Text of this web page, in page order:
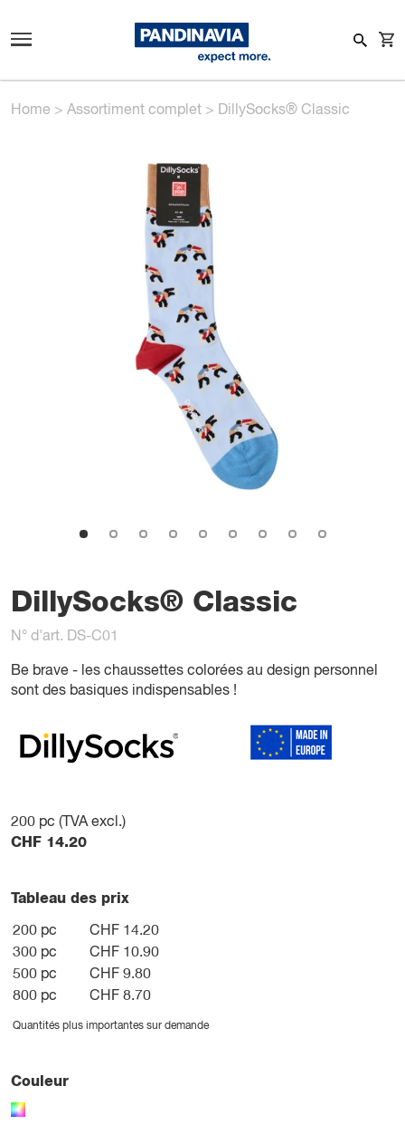
Home > Assortiment complet > DillySocks® Classic
DillySocks® Classic
N° d'art. DS-C01
Be brave - les chaussettes colorées au design personnel
sont des basiques indispensables !
200 pc (TVA excl.)
CHF 14.20
Tableau des prix
200 pc
CHF 14.20
300 pc
CHF 10.90
500 pc
CHF 9.80
800 pc
CHF 8.70
Quantités plus importantes sur demande
Couleur